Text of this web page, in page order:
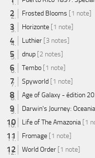
Frosted Blooms [1 note]
Horizonte [1 note]
Luthier [3 notes]
dnup [2 notes]
Tembo [1 note]
Spyworld [1 note]
Age of Galaxy - édition
Darwin's Journey: Oceania
Life of The Amazonia [1
Fromage [1 note]
World Order [1 note]